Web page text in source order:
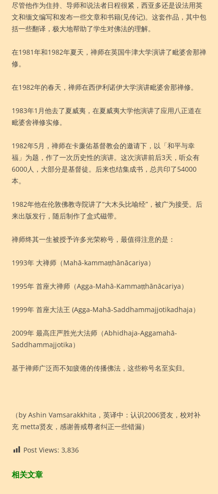
尽管他作为住持、导师和说法者日程很紧，西亚多还是设法用英
文和缅文编写和发布一些文章和书籍(见传记)。这套作品，其中包
括一些翻译，极大地帮助了学生对佛法的理解。
在1981年和1982年夏天，禅师在英国牛津大学演讲了毗婆舍那禅
修。
在1982年的春天，禅师在西伊利诺伊大学演讲毗婆舍那禅修。
1983年1月他去了夏威夷，在夏威夷大学他演讲了应用八正道在
毗婆舍禅修实修。
1982年5月，禅师在卡廉佑基督教会的邀请下，以「和平与幸
福」为题，作了一次历史性的演讲。这次演讲前后3天，听众有
6000人，大部分是基督徒。后来也结集成书，总共印了54000
本。
1982年他在伦敦佛教寺院讲了“大木头比喻经”，被广为接受。后
来出版发行，随后制作了盒式磁带。
禅师终其一生被授予许多光荣称号，最值得注意的是：
1993年 大禅师（Mahā-kammaṭṭhānācariya）
1995年 首座大禅师（Agga-Mahā-Kammaṭṭhānācariya）
1999年 首座大法王 (Agga-Mahā-Saddhammajjotikadhaja）
2009年 最高庄严胜光大法师（Abhidhaja-Aggamahā-
Saddhammajjotika）
基于禅师广泛而不知疲倦的传播佛法，这些称号名至实归。
（by Ashin Vamsarakkhita，英译中：认识2006贤友，校对补
充 metta贤友，感谢善戒尊者纠正一些错漏）
Post Views: 3,836
相关文章